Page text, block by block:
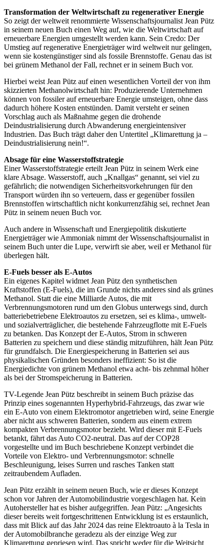
Transformation der Weltwirtschaft zu regenerativer Energie
So zeigt der weltweit renommierte Wissenschaftsjournalist Jean Pütz
in seinem neuen Buch einen Weg auf, wie die Weltwirtschaft auf
erneuerbare Energien umgestellt werden kann. Sein Credo: Der
Umstieg auf regenerative Energieträger wird weltweit nur gelingen,
wenn sie kostengünstiger sind als fossile Brennstoffe. Genau das ist
bei grünem Methanol der Fall, rechnet er in seinem Buch vor.
Hierbei weist Jean Pütz auf einen wesentlichen Vorteil der von ihm
skizzierten Methanolwirtschaft hin: Produzierende Unternehmen
können von fossiler auf erneuerbare Energie umsteigen, ohne dass
dadurch höhere Kosten entstünden. Damit versteht er seinen
Vorschlag auch als Maßnahme gegen die drohende
Deindustrialisierung durch Abwanderung energieintensiver
Industrien. Das Buch trägt daher den Untertitel „Klimarettung ja –
Deindustrialisierung nein!“.
Absage für eine Wasserstoffstrategie
Einer Wasserstoffstrategie erteilt Jean Pütz in seinem Werk eine
klare Absage. Wasserstoff, auch „Knallgas“ genannt, sei viel zu
gefährlich; die notwendigen Sicherheitsvorkehrungen für den
Transport würden ihn so verteuern, dass er gegenüber fossilen
Brennstoffen wirtschaftlich nicht konkurrenzfähig sei, rechnet Jean
Pütz in seinem neuen Buch vor.
Auch andere in Wissenschaft und Energiepolitik diskutierte
Energieträger wie Ammoniak nimmt der Wissenschaftsjournalist in
seinem Buch unter die Lupe, verwirft sie aber, weil er Methanol für
überlegen hält.
E-Fuels besser als E-Autos
Ein eigenes Kapitel widmet Jean Pütz den synthetischen
Kraftstoffen (E-Fuels), die im Grunde nichts anderes sind als grünes
Methanol. Statt die eine Milliarde Autos, die mit
Verbrennungsmotoren rund um den Globus unterwegs sind, durch
batteriebetriebene Elektroautos zu ersetzen, sei es klima-, umwelt-
und sozialverträglicher, die bestehende Fahrzeugflotte mit E-Fuels
zu betanken. Das Konzept der E-Autos, Strom in schweren
Batterien zu speichern und diese ständig mitzuführen, hält Jean Pütz
für grundfalsch. Die Energiespeicherung in Batterien sei aus
physikalischen Gründen besonders ineffizient: So ist die
Energiedichte von grünem Methanol etwa acht- bis zehnmal höher
als bei der Stromspeicherung in Batterien.
TV-Legende Jean Pütz beschreibt in seinem Buch präzise das
Prinzip eines sogenannten Hyperhybrid-Fahrzeugs, das zwar wie
ein E-Auto von einem Elektromotor angetrieben wird, seine Energie
aber nicht aus schweren Batterien, sondern aus einem extrem
kompakten Verbrennungsmotor bezieht. Wird dieser mit E-Fuels
betankt, fährt das Auto CO2-neutral. Das auf der COP28
vorgestellte und im Buch beschriebene Konzept verbindet die
Vorteile von Elektro- und Verbrennungsmotor: schnelle
Beschleunigung, leises Surren und rasches Tanken statt
zeitraubendem Aufladen.
Jean Pütz erzählt in seinem neuen Buch, wie er dieses Konzept
schon vor Jahren der Automobilindustrie vorgeschlagen hat. Kein
Autohersteller hat es bisher aufgegriffen. Jean Pütz: „Angesichts
dieser bereits weit fortgeschrittenen Entwicklung ist es erstaunlich,
dass mit Blick auf das Jahr 2024 das reine Elektroauto à la Tesla in
der Automobilbranche geradezu als der einzige Weg zur
Klimarettung gepriesen wird. Das spricht weder für die Weitsicht